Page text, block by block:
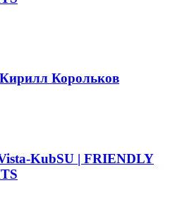
Корольков
KubSU | FRIENDLY